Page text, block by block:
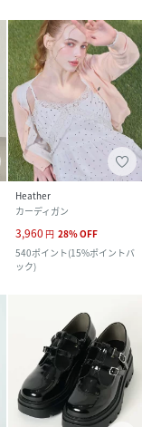
Heather
カーディガン
3,960 円 28%OFF
540ポイント(15%ポイントバ
ック)